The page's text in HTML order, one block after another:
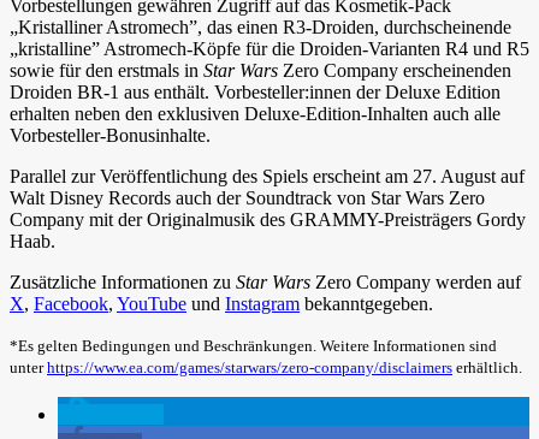
Vorbestellungen gewähren Zugriff auf das Kosmetik-Pack
„Kristalliner Astromech”, das einen R3-Droiden, durchscheinende
„kristalline” Astromech-Köpfe für die Droiden-Varianten R4 und R5
sowie für den erstmals in Star Wars Zero Company erscheinenden
Droiden BR-1 aus enthält. Vorbesteller:innen der Deluxe Edition
erhalten neben den exklusiven Deluxe-Edition-Inhalten auch alle
Vorbesteller-Bonusinhalte.
Parallel zur Veröffentlichung des Spiels erscheint am 27. August auf
Walt Disney Records auch der Soundtrack von Star Wars Zero
Company mit der Originalmusik des GRAMMY-Preisträgers Gordy
Haab.
Zusätzliche Informationen zu Star Wars Zero Company werden auf
X, Facebook, YouTube und Instagram bekanntgegeben.
*Es gelten Bedingungen und Beschränkungen. Weitere Informationen sind
unterhttps://www.ea.com/games/starwars/zero-company/disclaimers erhältlich.